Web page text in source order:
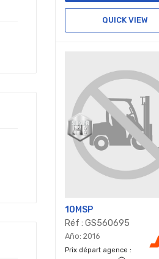
QUICK VIEW
10MSP
Réf : GS560695
Año: 2016
Prix départ agence